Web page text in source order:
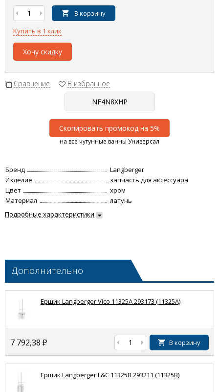
В корзину
Купить в 1 клик
Хочу скидку
Сравнение В избранное
Скопировать промокод на 5%
на все чугунные ванны Универсал
Бренд
Langberger
Изделие
запчасть для аксессуара
Цвет
хром
Материал
латунь
Подробные характеристики
Дополнительно
Ершик Langberger Vico 11325A 293173 (11325A)
7 792,38 ₽ В корзину
Ершик Langberger L&C 11325B 293211 (11325B)